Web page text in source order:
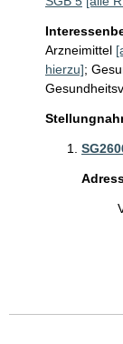
Arzneimittel
hierzu];